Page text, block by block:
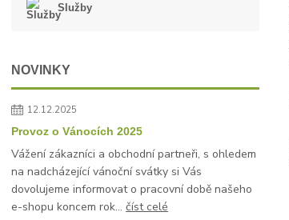
Služby
NOVINKY
12.12.2025
Provoz o Vánocích 2025
Vážení zákazníci a obchodní partneři, s ohledem
na nadcházející vánoční svátky si Vás
dovolujeme informovat o pracovní době našeho
e-shopu koncem rok...číst celé